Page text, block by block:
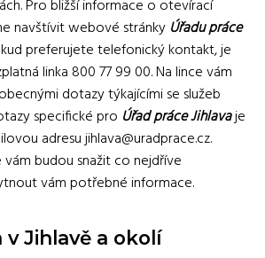
Pro bližší informace o otevírací
navštívit webové stránky Úřadu práce
preferujete telefonický kontakt, je
linka 800 77 99 00. Na lince vám
dotazy týkajícími se služeb
specifické pro Úřad práce Jihlavaje
adresu jihlava@uradprace.cz.
vám budou snažit co nejdříve
vám potřebné informace.
Jihlavě a okolí